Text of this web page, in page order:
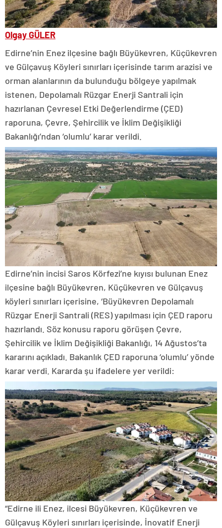
Olgay GÜLER
Edirne’nin Enez ilçesine bağlı Büyükevren, Küçükevren
ve Gülçavuş Köyleri sınırları içerisinde tarım arazisi ve
orman alanlarının da bulunduğu bölgeye yapılmak
istenen, Depolamalı Rüzgar Enerji Santrali için
hazırlanan Çevresel Etki Değerlendirme (ÇED)
raporuna, Çevre, Şehircilik ve İklim Değişikliği
Bakanlığı’ndan ‘olumlu’ karar verildi.
Edirne’nin incisi Saros Körfezi’ne kıyısı bulunan Enez
ilçesine bağlı Büyükevren, Küçükevren ve Gülçavuş
köyleri sınırları içerisine, ‘Büyükevren Depolamalı
Rüzgar Enerji Santrali (RES) yapılması için ÇED raporu
hazırlandı. Söz konusu raporu görüşen Çevre,
Şehircilik ve İklim Değişikliği Bakanlığı, 14 Ağustos’ta
kararını açıkladı. Bakanlık ÇED raporuna ‘olumlu’ yönde
karar verdi. Kararda şu ifadelere yer verildi:
“Edirne ili Enez, ilcesi Büyükevren, Küçükevren ve
Gülçavuş Köyleri sınırları içerisinde, İnovatif Enerji